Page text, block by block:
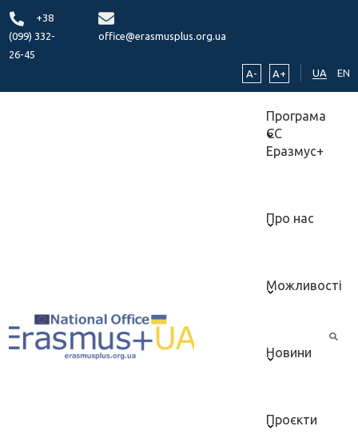
+38
(099) 332-
26-45
office@erasmusplus.org.ua
A- A+ UA EN
Програма
ЄС
Еразмус+
Про нас
Можливості
Новини
Проєкти